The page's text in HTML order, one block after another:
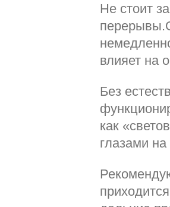
Не стоит
влияет на
Без
как
глазами